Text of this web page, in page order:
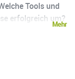
Tools und
erfolgreich um?
kommt auf
Learnings.
Mehr